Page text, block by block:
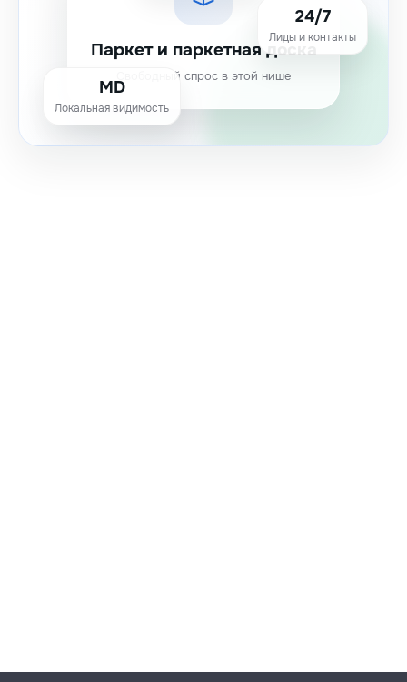
Паркет и паркетная доска
Свободный спрос в этой нише
24/7
Лиды и контакты
MD
Локальная видимость